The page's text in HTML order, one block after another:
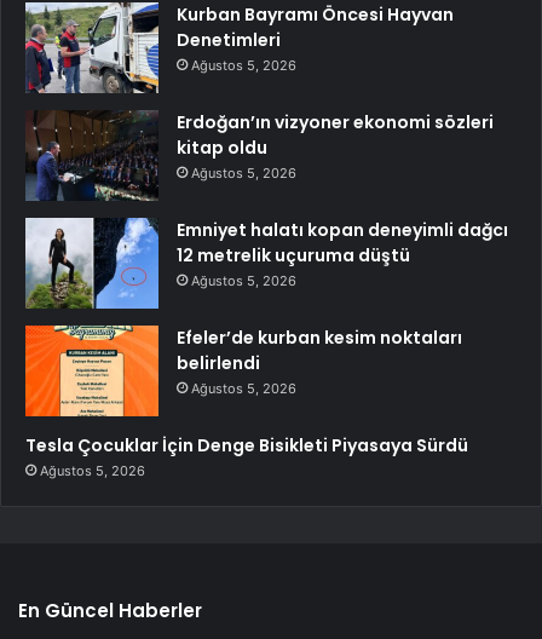
Kurban Bayramı Öncesi Hayvan
Denetimleri
Ağustos 5, 2026
Erdoğan’ın vizyoner ekonomi sözleri
kitap oldu
Ağustos 5, 2026
Emniyet halatı kopan deneyimli dağcı
12 metrelik uçuruma düştü
Ağustos 5, 2026
Efeler’de kurban kesim noktaları
belirlendi
Ağustos 5, 2026
Tesla Çocuklar İçin Denge Bisikleti Piyasaya Sürdü
Ağustos 5, 2026
En Güncel Haberler